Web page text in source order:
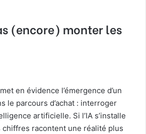
(encore) monter les
en évidence l’émergence d’un
le parcours d’achat : interroger
artificielle. Si l’IA s’installe
chiffres racontent une réalité plus